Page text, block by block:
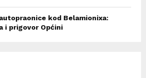
kod Belamionixa:
i prigovor Općini